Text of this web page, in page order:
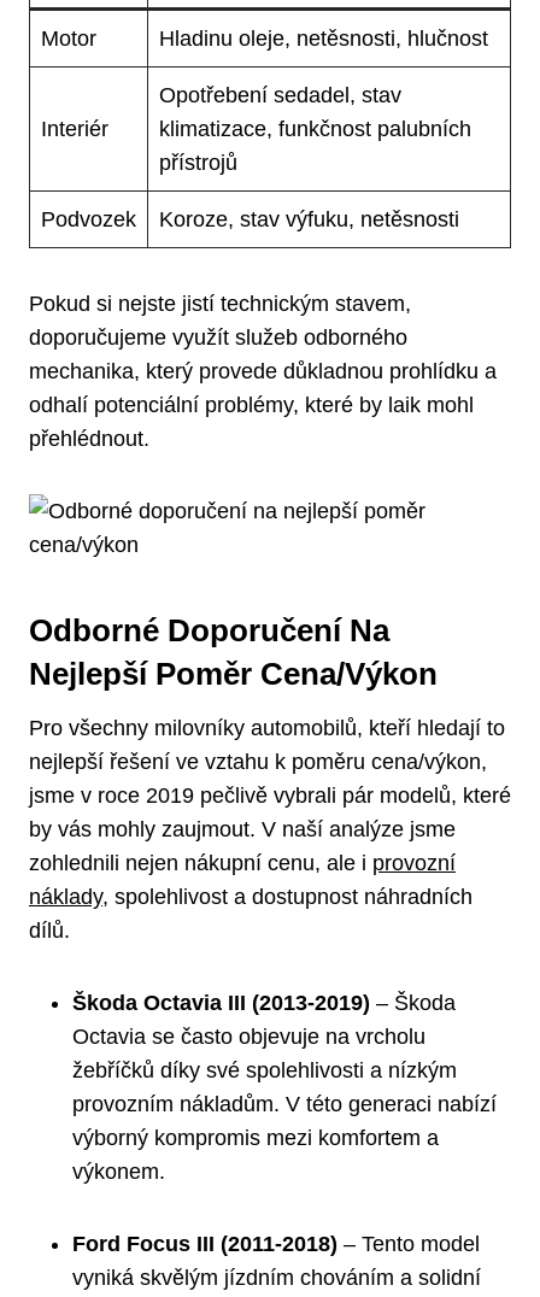
Motor Hladinu‌ oleje,⁣ netěsnosti, hlučnost
Interiér
Opotřebení sedadel, stav
klimatizace, ⁢funkčnost palubních
přístrojů
Podvozek Koroze, stav‌ výfuku,⁢ netěsnosti
Pokud si‍ nejste jistí technickým stavem,
doporučujeme využít služeb odborného
mechanika, který provede ​důkladnou prohlídku a
odhalí potenciální ⁣problémy, které by laik mohl⁢
přehlédnout.
Odborné Doporučení Na
⁣nejlepší Poměr Cena/výkon
Pro ‌všechny‌ milovníky​ automobilů,⁢ kteří ⁢hledají ‌to
nejlepší řešení ve vztahu k poměru cena/výkon,
jsme v roce ⁣2019​ pečlivě vybrali pár modelů, ‌které
by vás mohly ‌zaujmout.⁤ V naší analýze jsme⁤
zohlednili nejen nákupní cenu, ale i ⁣ provozní
náklady, spolehlivost a dostupnost náhradních⁣
dílů.
Škoda Octavia III ‌(2013-2019) – Škoda
Octavia se​ často objevuje na vrcholu⁤
žebříčků díky své spolehlivosti a nízkým⁢
provozním nákladům. V této generaci nabízí
výborný kompromis mezi‌ komfortem a⁢
výkonem.
Ford Focus III ⁣(2011-2018) – Tento model
vyniká skvělým jízdním‍ chováním ⁤a solidní